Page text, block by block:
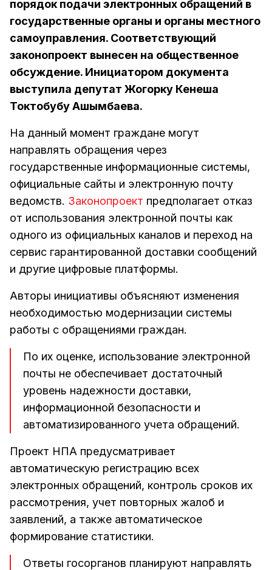
порядок подачи электронных обращений в
государственные органы и органы местного
самоуправления. Соответствующий
законопроект вынесен на общественное
обсуждение. Инициатором документа
выступила депутат Жогорку Кенеша
Токтобубу Ашымбаева.
На данный момент граждане могут
направлять обращения через
государственные информационные системы,
официальные сайты и электронную почту
ведомств. Законопроект предполагает отказ
от использования электронной почты как
одного из официальных каналов и переход на
сервис гарантированной доставки сообщений
и другие цифровые платформы.
Авторы инициативы объясняют изменения
необходимостью модернизации системы
работы с обращениями граждан.
По их оценке, использование электронной
почты не обеспечивает достаточный
уровень надежности доставки,
информационной безопасности и
автоматизированного учета обращений.
Проект НПА предусматривает
автоматическую регистрацию всех
электронных обращений, контроль сроков их
рассмотрения, учет повторных жалоб и
заявлений, а также автоматическое
формирование статистики.
Ответы госорганов планируют направлять